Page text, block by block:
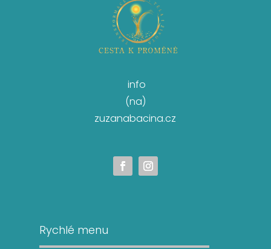
info
(na)
zuzanabacina.cz
Rychlé menu